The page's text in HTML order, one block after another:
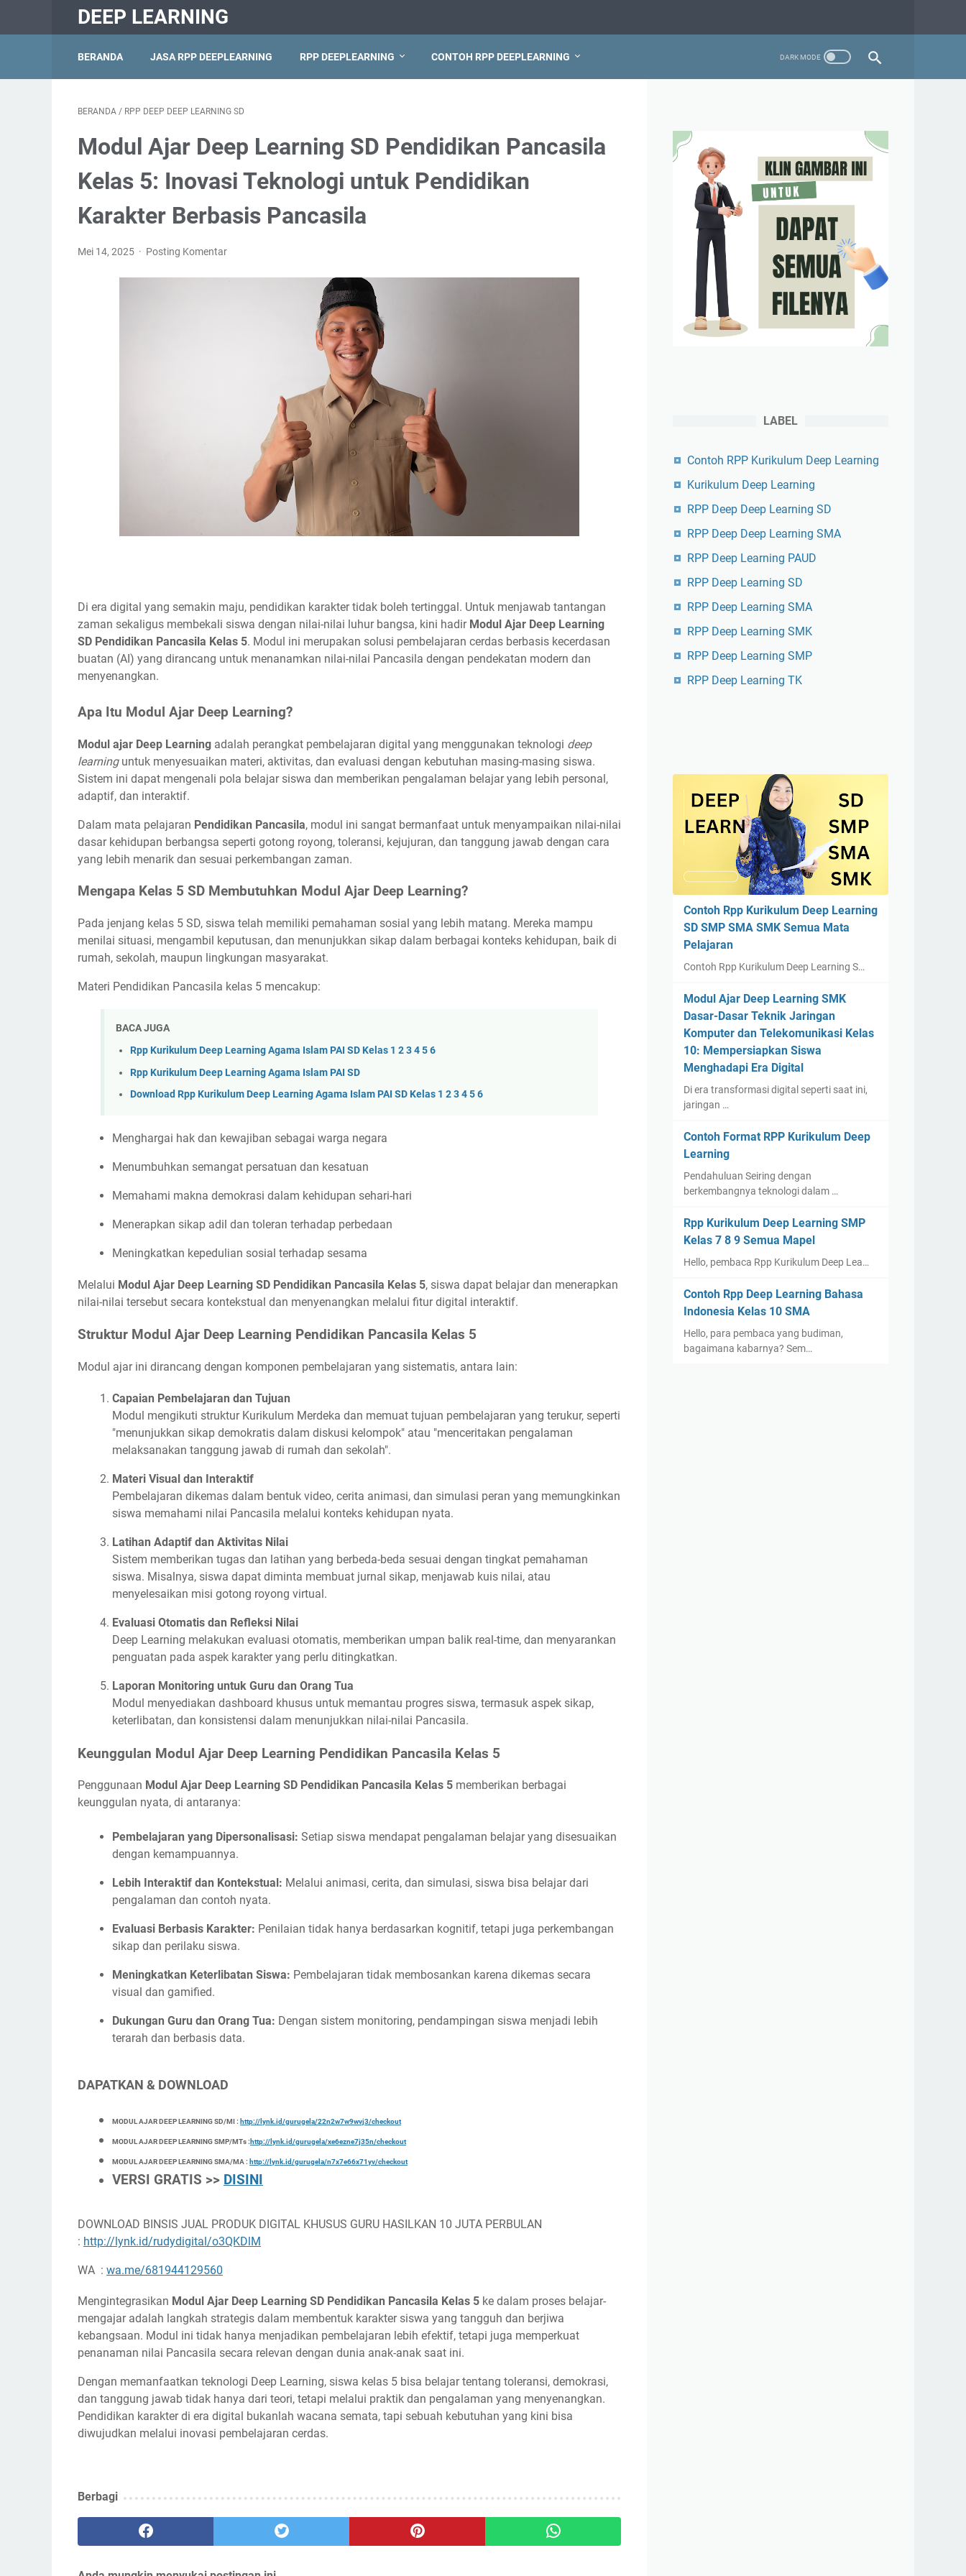
DEEP LEARNING
BERANDA JASA RPP DEEPLEARNING RPP DEEPLEARNING CONTOH RPP DEEPLEARNING
BERANDA / RPP DEEP DEEP LEARNING SD
Modul Ajar Deep Learning SD Pendidikan Pancasila
Kelas 5: Inovasi Teknologi untuk Pendidikan
Karakter Berbasis Pancasila
Mei 14, 2025 Posting Komentar
Di era digital yang semakin maju, pendidikan karakter tidak boleh tertinggal. Untuk menjawab tantangan
zaman sekaligus membekali siswa dengan nilai-nilai luhur bangsa, kini hadir Modul Ajar Deep Learning
SD Pendidikan Pancasila Kelas 5. Modul ini merupakan solusi pembelajaran cerdas berbasis kecerdasan
buatan (AI) yang dirancang untuk menanamkan nilai-nilai Pancasila dengan pendekatan modern dan
menyenangkan.
Apa Itu Modul Ajar Deep Learning?
Modul ajar Deep Learning adalah perangkat pembelajaran digital yang menggunakan teknologi deep
learninguntuk menyesuaikan materi, aktivitas, dan evaluasi dengan kebutuhan masing-masing siswa.
Sistem ini dapat mengenali pola belajar siswa dan memberikan pengalaman belajar yang lebih personal,
adaptif, dan interaktif.
Dalam mata pelajaran Pendidikan Pancasila, modul ini sangat bermanfaat untuk menyampaikan nilai-nilai
dasar kehidupan berbangsa seperti gotong royong, toleransi, kejujuran, dan tanggung jawab dengan cara
yang lebih menarik dan sesuai perkembangan zaman.
Mengapa Kelas 5 SD Membutuhkan Modul Ajar Deep Learning?
Pada jenjang kelas 5 SD, siswa telah memiliki pemahaman sosial yang lebih matang. Mereka mampu
menilai situasi, mengambil keputusan, dan menunjukkan sikap dalam berbagai konteks kehidupan, baik di
rumah, sekolah, maupun lingkungan masyarakat.
Materi Pendidikan Pancasila kelas 5 mencakup:
BACA JUGA
Rpp Kurikulum Deep Learning Agama Islam PAI SD Kelas 1 2 3 4 5 6
Rpp Kurikulum Deep Learning Agama Islam PAI SD
Download Rpp Kurikulum Deep Learning Agama Islam PAI SD Kelas 1 2 3 4 5 6
Menghargai hak dan kewajiban sebagai warga negara
Menumbuhkan semangat persatuan dan kesatuan
Memahami makna demokrasi dalam kehidupan sehari-hari
Menerapkan sikap adil dan toleran terhadap perbedaan
Meningkatkan kepedulian sosial terhadap sesama
Melalui Modul Ajar Deep Learning SD Pendidikan Pancasila Kelas 5, siswa dapat belajar dan menerapkan
nilai-nilai tersebut secara kontekstual dan menyenangkan melalui fitur digital interaktif.
Struktur Modul Ajar Deep Learning Pendidikan Pancasila Kelas 5
Modul ajar ini dirancang dengan komponen pembelajaran yang sistematis, antara lain:
Capaian Pembelajaran dan Tujuan
Modul mengikuti struktur Kurikulum Merdeka dan memuat tujuan pembelajaran yang terukur, seperti
"menunjukkan sikap demokratis dalam diskusi kelompok" atau "menceritakan pengalaman
melaksanakan tanggung jawab di rumah dan sekolah".
Materi Visual dan Interaktif
Pembelajaran dikemas dalam bentuk video, cerita animasi, dan simulasi peran yang memungkinkan
siswa memahami nilai Pancasila melalui konteks kehidupan nyata.
Latihan Adaptif dan Aktivitas Nilai
Sistem memberikan tugas dan latihan yang berbeda-beda sesuai dengan tingkat pemahaman
siswa. Misalnya, siswa dapat diminta membuat jurnal sikap, menjawab kuis nilai, atau
menyelesaikan misi gotong royong virtual.
Evaluasi Otomatis dan Refleksi Nilai
Deep Learning melakukan evaluasi otomatis, memberikan umpan balik real-time, dan menyarankan
penguatan pada aspek karakter yang perlu ditingkatkan.
Laporan Monitoring untuk Guru dan Orang Tua
Modul menyediakan dashboard khusus untuk memantau progres siswa, termasuk aspek sikap,
keterlibatan, dan konsistensi dalam menunjukkan nilai-nilai Pancasila.
Keunggulan Modul Ajar Deep Learning Pendidikan Pancasila Kelas 5
Penggunaan Modul Ajar Deep Learning SD Pendidikan Pancasila Kelas 5 memberikan berbagai
keunggulan nyata, di antaranya:
Pembelajaran yang Dipersonalisasi: Setiap siswa mendapat pengalaman belajar yang disesuaikan
dengan kemampuannya.
Lebih Interaktif dan Kontekstual: Melalui animasi, cerita, dan simulasi, siswa bisa belajar dari
pengalaman dan contoh nyata.
Evaluasi Berbasis Karakter: Penilaian tidak hanya berdasarkan kognitif, tetapi juga perkembangan
sikap dan perilaku siswa.
Meningkatkan Keterlibatan Siswa: Pembelajaran tidak membosankan karena dikemas secara
visual dan gamified.
Dukungan Guru dan Orang Tua: Dengan sistem monitoring, pendampingan siswa menjadi lebih
terarah dan berbasis data.
DAPATKAN & DOWNLOAD
MODUL AJAR DEEP LEARNING SD/MI : http://lynk.id/gurugela/22n2w7w9wvj3/checkout
MODUL AJAR DEEP LEARNING SMP/MTs : http://lynk.id/gurugela/xe6ezne7j35n/checkout
MODUL AJAR DEEP LEARNING SMA/MA : http://lynk.id/gurugela/n7x7e66x71yv/checkout
VERSI GRATIS >> DISINI
DOWNLOAD BINSIS JUAL PRODUK DIGITAL KHUSUS GURU HASILKAN 10 JUTA PERBULAN
: http://lynk.id/rudydigital/o3QKDlM
WA : wa.me/681944129560
Mengintegrasikan Modul Ajar Deep Learning SD Pendidikan Pancasila Kelas 5 ke dalam proses belajar-
mengajar adalah langkah strategis dalam membentuk karakter siswa yang tangguh dan berjiwa
kebangsaan. Modul ini tidak hanya menjadikan pembelajaran lebih efektif, tetapi juga memperkuat
penanaman nilai Pancasila secara relevan dengan dunia anak-anak saat ini.
Dengan memanfaatkan teknologi Deep Learning, siswa kelas 5 bisa belajar tentang toleransi, demokrasi,
dan tanggung jawab tidak hanya dari teori, tetapi melalui praktik dan pengalaman yang menyenangkan.
Pendidikan karakter di era digital bukanlah wacana semata, tapi sebuah kebutuhan yang kini bisa
diwujudkan melalui inovasi pembelajaran cerdas.
Berbagi
LABEL
Contoh RPP Kurikulum Deep Learning
Kurikulum Deep Learning
RPP Deep Deep Learning SD
RPP Deep Deep Learning SMA
RPP Deep Learning PAUD
RPP Deep Learning SD
RPP Deep Learning SMA
RPP Deep Learning SMK
RPP Deep Learning SMP
RPP Deep Learning TK
Contoh Rpp Kurikulum Deep Learning
SD SMP SMA SMK Semua Mata
Pelajaran
Contoh Rpp Kurikulum Deep Learning S…
Modul Ajar Deep Learning SMK
Dasar-Dasar Teknik Jaringan
Komputer dan Telekomunikasi Kelas
10: Mempersiapkan Siswa
Menghadapi Era Digital
Di era transformasi digital seperti saat ini,
jaringan …
Contoh Format RPP Kurikulum Deep
Learning
Pendahuluan Seiring dengan
berkembangnya teknologi dalam …
Rpp Kurikulum Deep Learning SMP
Kelas 7 8 9 Semua Mapel
Hello, pembaca Rpp Kurikulum Deep Lea…
Contoh Rpp Deep Learning Bahasa
Indonesia Kelas 10 SMA
Hello, para pembaca yang budiman,
bagaimana kabarnya? Sem…